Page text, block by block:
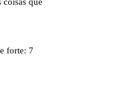
forte: 7